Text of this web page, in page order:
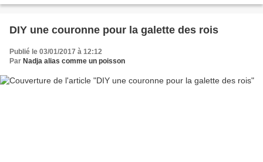
DIY une couronne pour la galette des rois
Publié le 03/01/2017 à 12:12
Par Nadja alias comme un poisson